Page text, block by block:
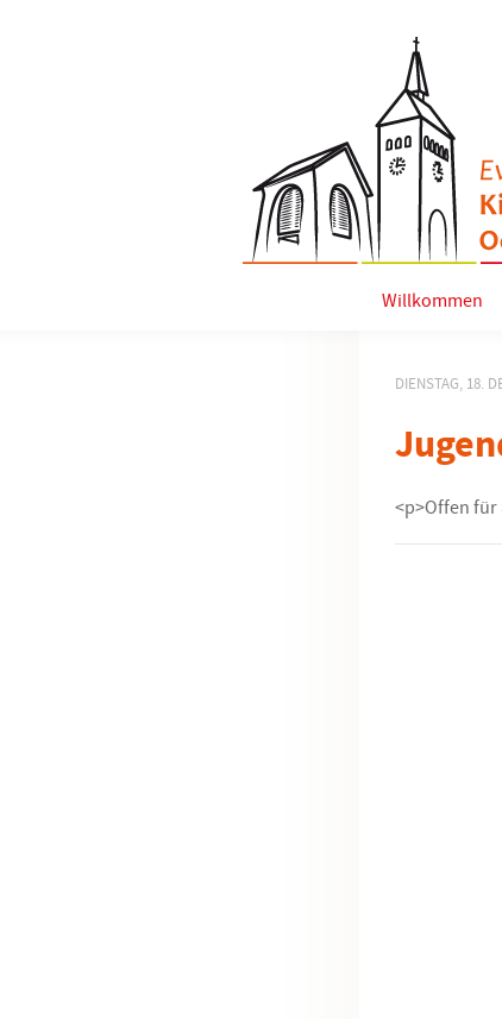
Willkommen
DIENSTAG, 18.
<p>Offen für